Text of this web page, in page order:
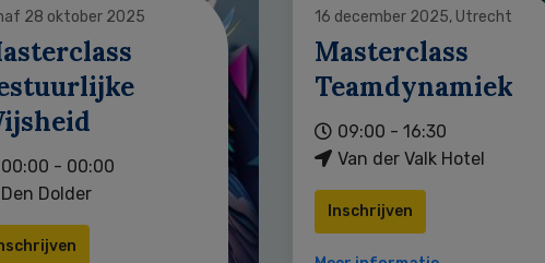
28 oktober 2025
00:00 - 00:00
Den Dolder
16 december 2025, Utrecht
Masterclass
Teamdynamiek
09:00 - 16:30
Van der Valk Hotel
Inschrijven